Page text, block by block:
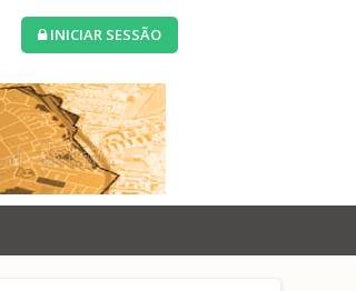
INICIAR SESSÃO